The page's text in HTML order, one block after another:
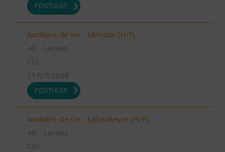
POSTULER
Auxiliaire de vie - Mimizan (H/F)
40 - Landes
CDI
31/07/2026
POSTULER
Auxiliaire de vie - Labouheyre (H/F)
40 - Landes
CDI